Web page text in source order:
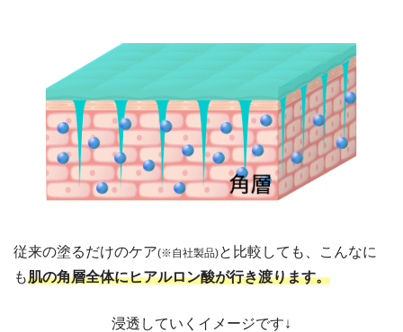
従来の塗るだけのケア(※自社製品)と比較しても、こんなに
も肌の角層全体にヒアルロン酸が行き渡ります。
浸透していくイメージです↓